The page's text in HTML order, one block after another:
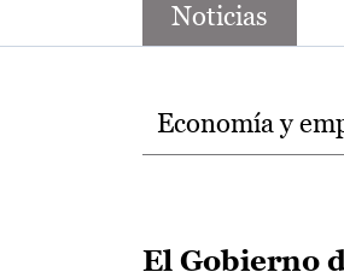
Noticias
Temas
Economía y
El Gobierno